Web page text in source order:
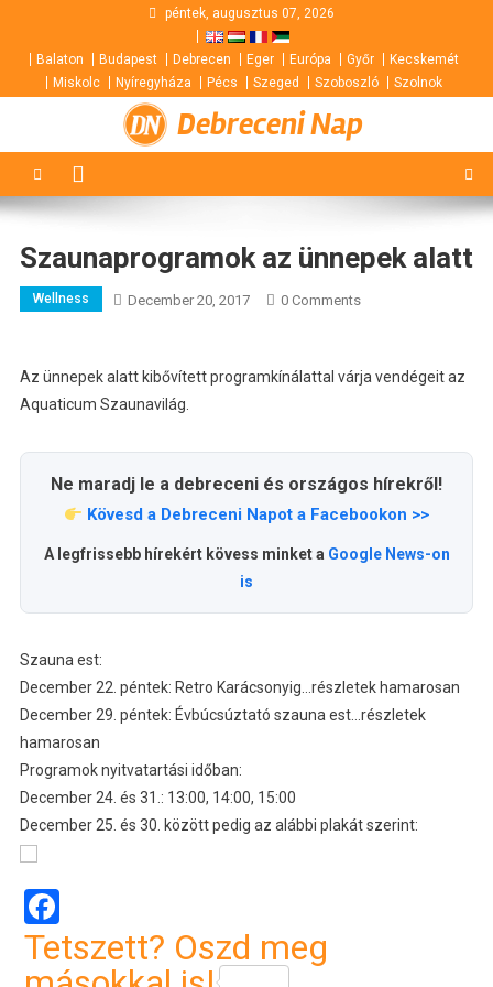
content
péntek, augusztus 07, 2026
Balaton Budapest Debrecen Eger Európa Győr
Kecskemét
Miskolc
Nyíregyháza Pécs Szeged Szoboszló Szolnok
Debreceni Nap
Szaunaprogramok az ünnepek alatt
Wellness December 20, 2017 0 Comments
Az ünnepek alatt kibővített programkínálattal várja vendégeit az
Aquaticum Szaunavilág.
Ne maradj le a debreceni és országos hírekről!
Kövesd a Debreceni Napot a Facebookon >>
A legfrissebb hírekért kövess minket a Google News-on
is
Szauna est:
December 22. péntek: Retro Karácsonyig…részletek hamarosan
December 29. péntek: Évbúcsúztató szauna est…részletek
hamarosan
Programok nyitvatartási időban:
December 24. és 31.: 13:00, 14:00, 15:00
December 25. és 30. között pedig az alábbi plakát szerint:
Facebook
Tetszett? Oszd meg